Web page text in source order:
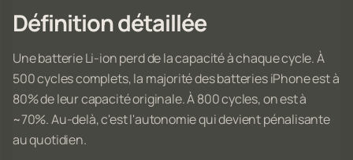
Définition détaillée
Une batterie Li-ion perd de la capacité à chaque cycle. À
500 cycles complets, la majorité des batteries iPhone est à
80% de leur capacité originale. À 800 cycles, on est à
~70%. Au-delà, c'est l'autonomie qui devient pénalisante
au quotidien.